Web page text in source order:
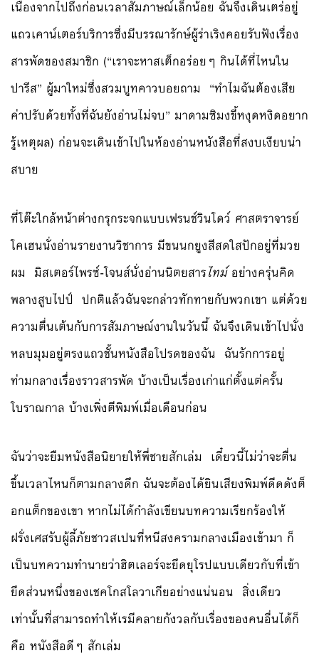
เนื่องจากไปถึงก่อนเวลาสัมภาษณ์เล็กน้อย ฉันจึงเดินเตร่อยู่
แถวเคาน์เตอร์บริการซึ่งมีบรรณารักษ์ผู้ร่าเริงคอยรับฟังเรื่อง
สารพัดของสมาชิก (“เราจะหาสเต็กอร่อยๆ กินได้ที่ไหนใน
ปารีส” ผู้มาใหม่ซึ่งสวมบูทคาวบอยถาม “ทำไมฉันต้องเสีย
ค่าปรับด้วยทั้งที่ฉันยังอ่านไม่จบ” มาดามซิมงขี้หงุดหงิดอยาก
รู้เหตุผล) ก่อนจะเดินเข้าไปในห้องอ่านหนังสือที่สงบเงียบน่า
สบาย
ที่โต๊ะใกล้หน้าต่างกรุกระจกแบบเฟรนช์วินโดว์ ศาสตราจารย์
โคเฮนนั่งอ่านรายงานวิชาการ มีขนนกยูงสีสดใสปักอยู่ที่มวย
ผม มิสเตอร์ไพรซ์-โจนส์นั่งอ่านนิตยสารไทม์อย่างครุ่นคิด
พลางสูบไปป์ ปกติแล้วฉันจะกล่าวทักทายกับพวกเขา แต่ด้วย
ความตื่นเต้นกับการสัมภาษณ์งานในวันนี้ ฉันจึงเดินเข้าไปนั่ง
หลบมุมอยู่ตรงแถวชั้นหนังสือโปรดของฉัน ฉันรักการอยู่
ท่ามกลางเรื่องราวสารพัด บ้างเป็นเรื่องเก่าแก่ตั้งแต่ครั้น
โบราณกาล บ้างเพิ่งตีพิมพ์เมื่อเดือนก่อน
ฉันว่าจะยืมหนังสือนิยายให้พี่ชายสักเล่ม เดี๋ยวนี้ไม่ว่าจะตื่น
ขึ้นเวลาไหนก็ตามกลางดึก ฉันจะต้องได้ยินเสียงพิมพ์ดีดดังต็
อกแต็กของเขา หากไม่ได้กำลังเขียนบทความเรียกร้องให้
ฝรั่งเศสรับผู้ลี้ภัยชาวสเปนที่หนีสงครามกลางเมืองเข้ามา ก็
เป็นบทความทำนายว่าฮิตเลอร์จะยึดยุโรปแบบเดียวกับที่เข้า
ยึดส่วนหนึ่งของเชคโกสโลวาเกียอย่างแน่นอน สิ่งเดียว
เท่านั้นที่สามารถทำให้เรมีคลายกังวลกับเรื่องของคนอื่นได้ก็
คือ หนังสือดีๆ สักเล่ม